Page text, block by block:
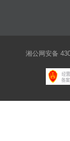
湘公网安备